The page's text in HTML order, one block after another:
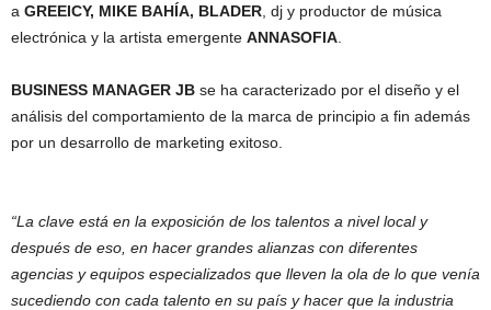
a GREEICY, MIKE BAHÍA, BLADER , dj y productor de música
electrónica y la artista emergente ANNASOFIA
BUSINESS MANAGER JB se ha caracterizado por el diseño y el
análisis del comportamiento de la marca de principio a fin además
por un desarrollo de marketing exitoso.
“La clave está en la exposición de los talentos a nivel local y
después de eso, en hacer grandes alianzas con diferentes
agencias y equipos especializados que lleven la ola de lo que venía
sucediendo con cada talento en su país y hacer que la industria